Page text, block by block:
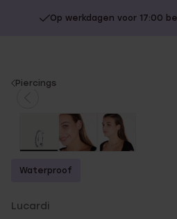
Op werkdagen voor 17:00
You
Piercings
Waterproof
Lucardi